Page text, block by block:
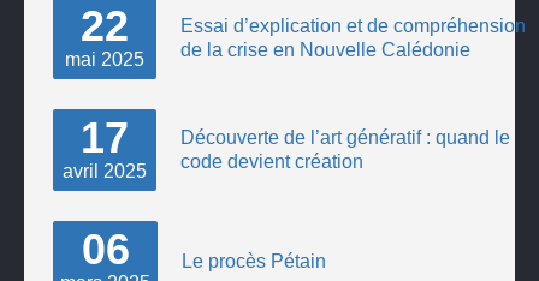
22
mai 2025
Essai d’explication et de compréhension
de la crise en Nouvelle Calédonie
17
avril 2025
Découverte de l’art génératif : quand le
code devient création
06 Le procès Pétain